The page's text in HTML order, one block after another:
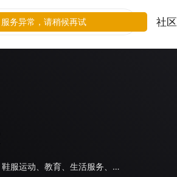
社区
房地产、奢侈品/配饰、电商平台、鞋服运动、教育、生活服务、线下零售、餐饮、母婴玩具、家电数码、旅游住宿、美妆、日化、商场百货、医疗、金融、出行交通、家居、汽车、食品饮料、游戏、其他、体育
服务异常，请稍候再试